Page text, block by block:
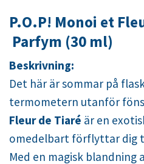
P.O.P! Monoi et
Parfym (30 ml)
Beskrivning:
Det här är sommar på
termometern utanför
Fleur de Tiaré är en
omedelbart förflyttar dig
Med en magisk blandning